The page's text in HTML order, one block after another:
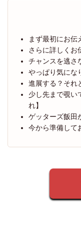
まず最初にお伝
さらに詳しくお
チャンスを逃さ
やっぱり気にな
進展する？それ
少し先まで覗い
れ】
ゲッターズ飯田
今から準備して